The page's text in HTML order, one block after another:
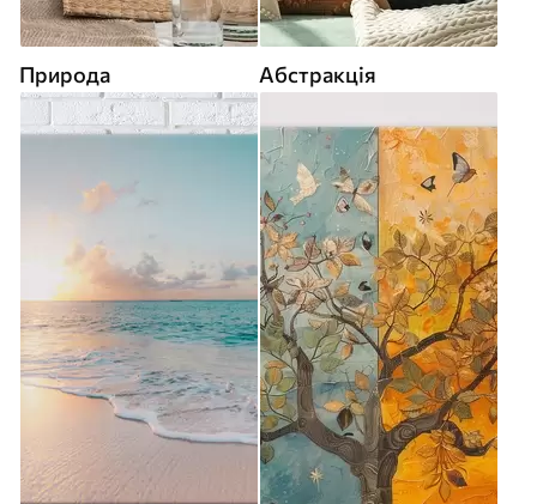
Природа Абстракція